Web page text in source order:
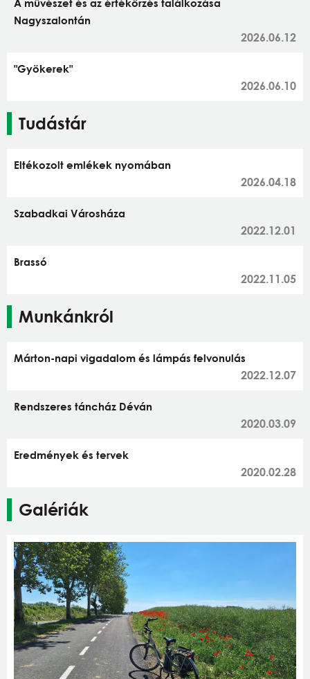
A művészet és az értékőrzés találkozása
Nagyszalontán
2026.06.12
"Gyökerek"
2026.06.10
Tudástár
Eltékozolt emlékek nyomában
2026.04.18
Szabadkai Városháza
2022.12.01
Brassó
2022.11.05
Munkánkról
Márton-napi vigadalom és lámpás felvonulás
2022.12.07
Rendszeres táncház Déván
2020.03.09
Eredmények és tervek
2020.02.28
Galériák